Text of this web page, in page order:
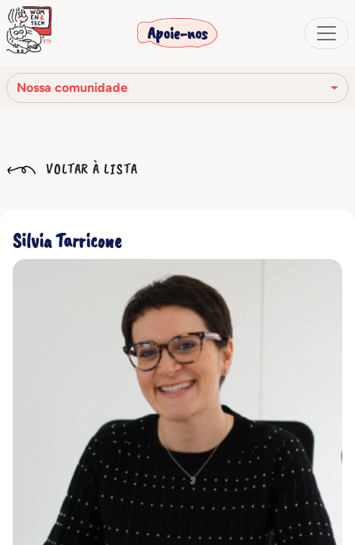
Apoie-nos
Nossa comunidade
Nossa rede
Nossa comunidade
VOLTAR À LISTA
Silvia Tarricone